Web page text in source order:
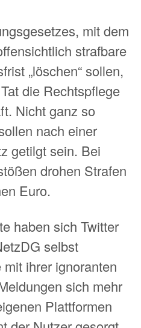
mit dem
strafbare
„löschen“ sollen,
die Rechtspflege
Nicht ganz so
nach einer
getilgt sein. Bei
drohen Strafen
Euro.
haben sich Twitter
selbst
ihrer ignoranten
sich mehr
Plattformen